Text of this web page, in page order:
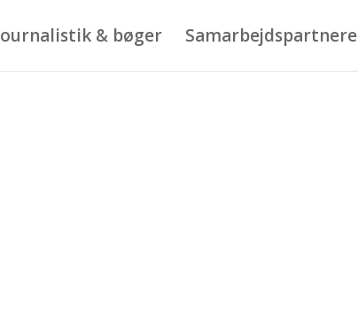
& bøger Samarbejdspartnere